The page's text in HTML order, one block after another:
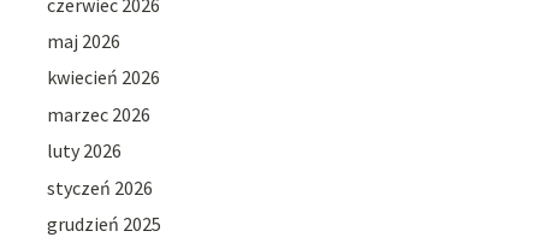
maj 2026
kwiecień 2026
marzec 2026
luty 2026
styczeń 2026
grudzień 2025